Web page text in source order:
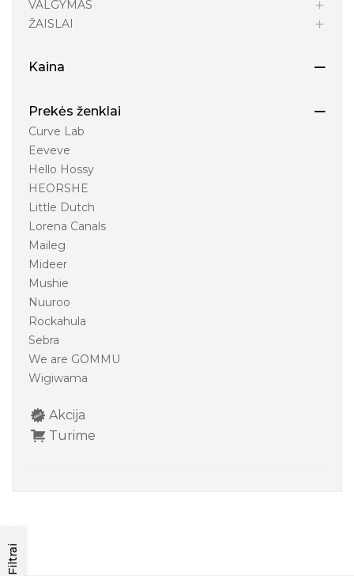
VALGYMAS
ŽAISLAI
Kaina
Prekės ženklai
Curve Lab
Eeveve
Hello Hossy
HEORSHE
Little Dutch
Lorena Canals
Maileg
Mideer
Mushie
Nuuroo
Rockahula
Sebra
We are GOMMU
Wigiwama
Akcija
Turime
Filtrai